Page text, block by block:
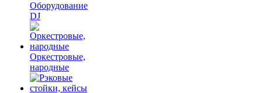
Оборудование
DJ
Оркестровые,
народные